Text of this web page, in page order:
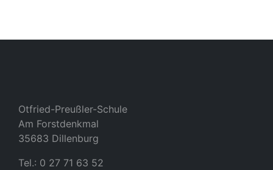
Otfried-Preußler-Schule
Am Forstdenkmal
35683 Dillenburg
Tel.: 0 27 71 63 52